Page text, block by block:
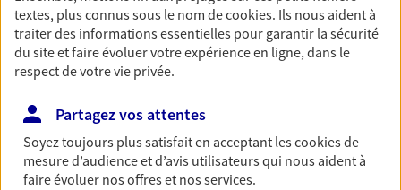
Découvrir les offres Épargne
Retraite
Préparez sereinement ce nouveau chapitre de
votre vie avec les conseils d'un expert. Découvrez
notre solution PER (Plan Epargne Retraite)
spécialement conçue pour la retraite.
textes, plus connus sous le nom decookies. Ils nous aident à
traiter des informations essentielles pour garantir la sécurité
du site et faire évoluer votre expérience en ligne, dans le
respect de votre vie privée.
Partagez vos attentes
Soyez toujours plus satisfait en acceptant lescookiesde
mesure d’audience et d’avis utilisateurs qui nous aident à
faire évoluer nos offres et nos services.